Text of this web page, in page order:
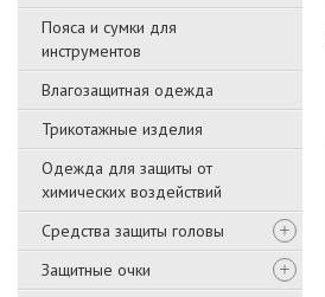
Пояса и сумки для
инструментов
Влагозащитная одежда
Трикотажные изделия
Одежда для защиты от
химических воздействий
Средства защиты головы
Защитные очки